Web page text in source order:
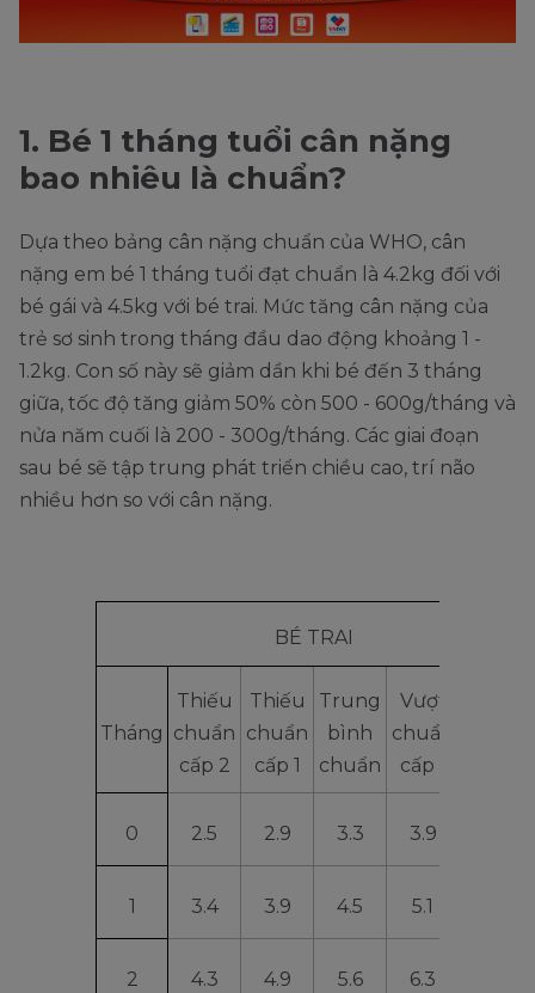
1. Bé 1 tháng tuổi cân nặng
bao nhiêu là chuẩn?
Dựa theo bảng cân nặng chuẩn của WHO, cân
nặng em bé 1 tháng tuổi đạt chuẩn là 4.2kg đối với
bé gái và 4.5kg với bé trai. Mức tăng cân nặng của
trẻ sơ sinh trong tháng đầu dao động khoảng 1 -
1.2kg. Con số này sẽ giảm dần khi bé đến 3 tháng
giữa, tốc độ tăng giảm 50% còn 500 - 600g/tháng và
nửa năm cuối là 200 - 300g/tháng. Các giai đoạn
sau bé sẽ tập trung phát triển chiều cao, trí não
nhiều hơn so với cân nặng.
BÉ TRAI
Tháng
Thiếu
chuẩn
cấp 2
Thiếu
chuẩn
cấp 1
Trung
bình
chuẩn
Vượt
chuẩn
cấp 1
0 2.5 2.9 3.3 3.9
1 3.4 3.9 4.5 5.1
2 4.3 4.9 5.6 6.3